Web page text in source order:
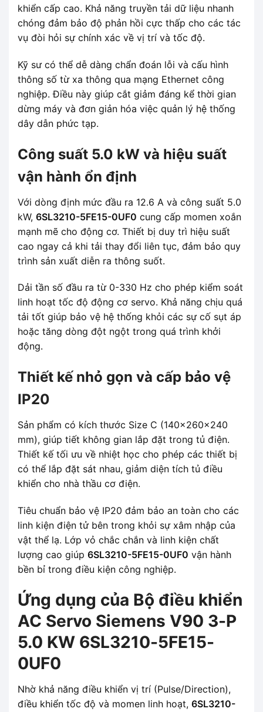
khiển cấp cao. Khả năng truyền tải dữ liệu nhanh
chóng đảm bảo độ phản hồi cực thấp cho các tác
vụ đòi hỏi sự chính xác về vị trí và tốc độ.
Kỹ sư có thể dễ dàng chẩn đoán lỗi và cấu hình
thông số từ xa thông qua mạng Ethernet công
nghiệp. Điều này giúp cắt giảm đáng kể thời gian
dừng máy và đơn giản hóa việc quản lý hệ thống
dây dẫn phức tạp.
Công suất 5.0 kW và hiệu suất
vận hành ổn định
Với dòng định mức đầu ra 12.6 A và công suất 5.0
kW, 6SL3210-5FE15-0UF0 cung cấp momen xoắn
mạnh mẽ cho động cơ. Thiết bị duy trì hiệu suất
cao ngay cả khi tải thay đổi liên tục, đảm bảo quy
trình sản xuất diễn ra thông suốt.
Dải tần số đầu ra từ 0-330 Hz cho phép kiểm soát
linh hoạt tốc độ động cơ servo. Khả năng chịu quá
tải tốt giúp bảo vệ hệ thống khỏi các sự cố sụt áp
hoặc tăng dòng đột ngột trong quá trình khởi
động.
Thiết kế nhỏ gọn và cấp bảo vệ
IP20
Sản phẩm có kích thước Size C (140x260x240
mm), giúp tiết không gian lắp đặt trong tủ điện.
Thiết kế tối ưu về nhiệt học cho phép các thiết bị
có thể lắp đặt sát nhau, giảm diện tích tủ điều
khiển cho nhà thầu cơ điện.
Tiêu chuẩn bảo vệ IP20 đảm bảo an toàn cho các
linh kiện điện tử bên trong khỏi sự xâm nhập của
vật thể lạ. Lớp vỏ chắc chắn và linh kiện chất
lượng cao giúp 6SL3210-5FE15-0UF0 vận hành
bền bỉ trong điều kiện công nghiệp.
Ứng dụng của Bộ điều khiển
AC Servo Siemens V90 3-P
5.0 KW 6SL3210-5FE15-
0UF0
Nhờ khả năng điều khiển vị trí (Pulse/Direction),
điều khiển tốc độ và momen linh hoạt, 6SL3210-